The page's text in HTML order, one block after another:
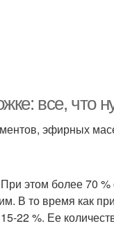
все, что
эфирных
этом более 70 %
В то время как
22 %. Ее